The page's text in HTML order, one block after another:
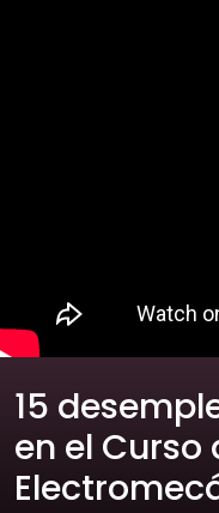
15
en el Curso